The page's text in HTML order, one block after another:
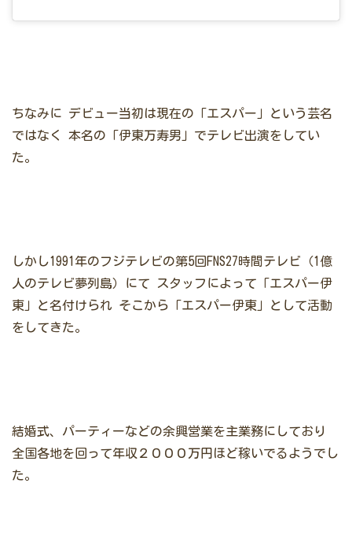
ちなみに デビュー当初は現在の「エスパー」という芸名
ではなく
本名の「伊東万寿男」でテレビ出演をしてい
た。
しかし1991年のフジテレビの第5回FNS27時間テレビ（1億
人のテレビ夢列島）にて スタッフによって「エスパー伊
東」と名付けられ そこから「エスパー伊東」として活動
をしてきた。
結婚式、パーティーなどの余興営業を主業務にしており
全国各地を回って年収２０００万円ほど稼いでるようでし
た。